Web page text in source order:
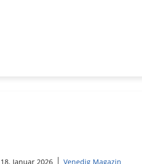
18. Januar 2026 Venedig Magazin